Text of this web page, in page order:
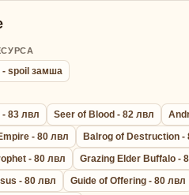
- spoil замша
83 лвл Seer of Blood - 82 лвл
- 80 лвл
Balrog of Destruction -
- 80 лвл
Grazing Elder Buffalo -
- 80 лвл
Guide of Offering - 80 лвл